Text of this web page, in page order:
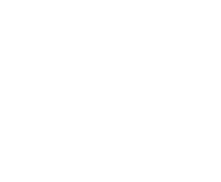
a kedvencekhez